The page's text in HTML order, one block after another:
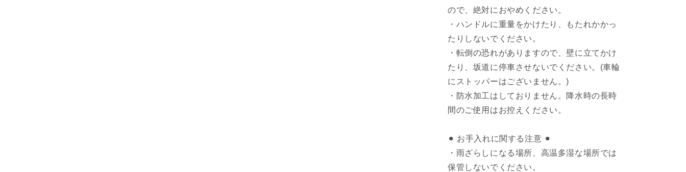
ので、絶対におやめください。
・ハンドルに重量をかけたり、もたれかかっ
たりしないでください。
・転倒の恐れがありますので、壁に立てかけ
たり、坂道に停車させないでください。(車輪
にストッパーはございません。)
・防水加工はしておりません。降水時の長時
間のご使用はお控えください。
⚫︎ お手入れに関する注意 ⚫︎
・雨ざらしになる場所、高温多湿な場所では
保管しないでください。